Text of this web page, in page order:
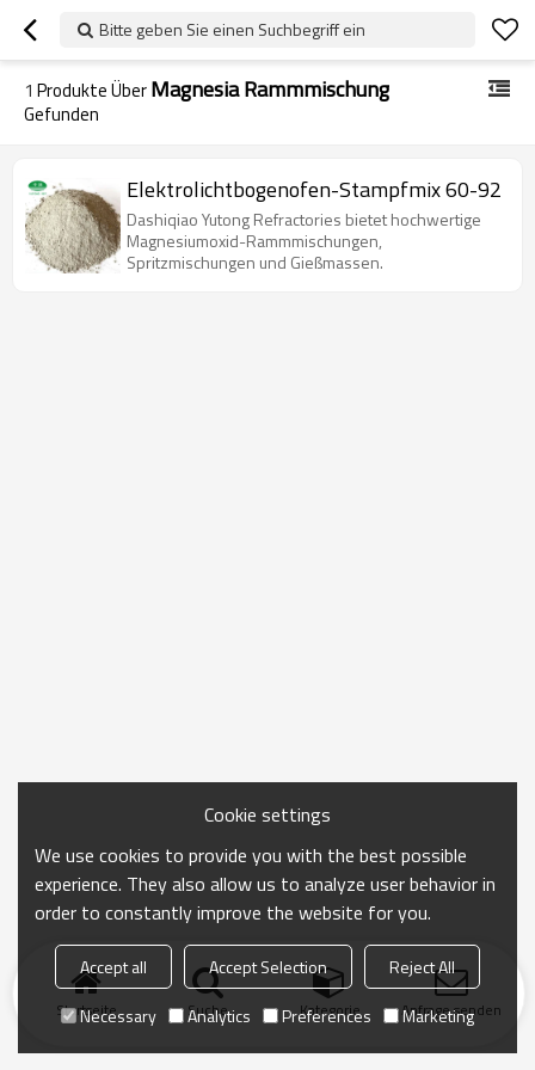
Bitte geben Sie einen Suchbegriff ein
1 Produkte ÜberMagnesia Rammmischung
Gefunden
Elektrolichtbogenofen-Stampfmix 60-92
Dashiqiao Yutong Refractories bietet hochwertige
Magnesiumoxid-Rammmischungen,
Spritzmischungen und Gießmassen.
Startseite Suche Kategorie Anfrage senden
Cookie settings
We use cookies to provide you with the best possible
experience. They also allow us to analyze user behavior in
order to constantly improve the website for you.
Accept all Accept Selection
Reject All
Necessary
Analytics Preferences Marketing